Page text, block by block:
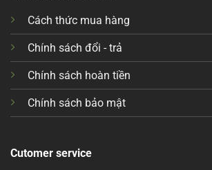
Cách thức mua hàng
Chính sách đổi - trả
Chính sách hoàn tiền
Chính sách bảo mật
Cutomer service